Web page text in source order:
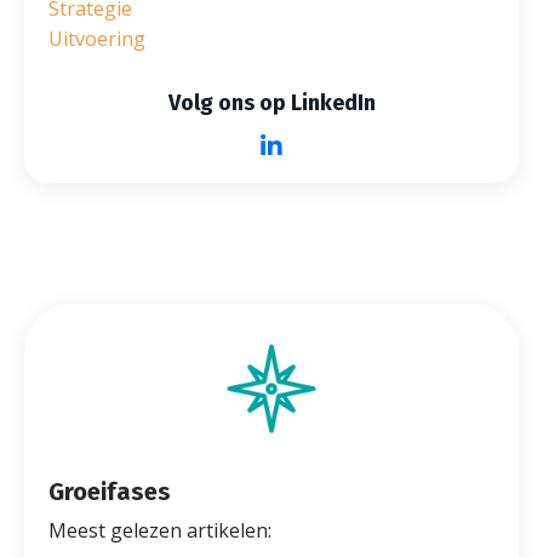
Strategie
Uitvoering
Volg ons op LinkedIn
Groeifases
Meest gelezen artikelen: